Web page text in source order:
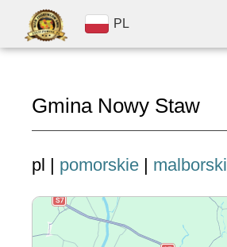
PL
Gmina Nowy Staw
pl | pomorskie | malborski